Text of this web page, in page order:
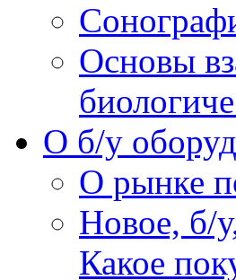
Основы
O б/у
О рынке
Новое, б/
Какое